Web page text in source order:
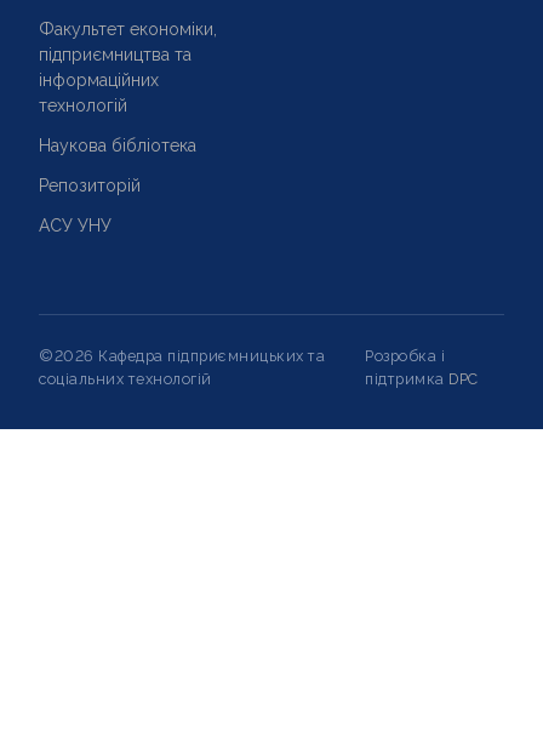
Факультет економіки,
підприємництва та
інформаційних
технологій
Наукова бібліотека
Репозиторій
АСУ УНУ
©2026 Кафедра підприємницьких та
соціальних технологій
Розробка і
підтримка DPC